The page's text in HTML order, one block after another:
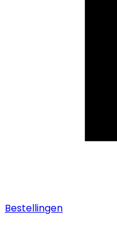
Bestellingen